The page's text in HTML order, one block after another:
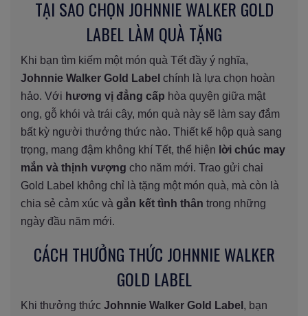
TẠI SAO CHỌN JOHNNIE WALKER GOLD
LABEL LÀM QUÀ TẶNG
Khi bạn tìm kiếm một món quà Tết đầy ý nghĩa,
Johnnie Walker Gold Label chính là lựa chọn hoàn
hảo. Với hương vị đẳng cấp hòa quyện giữa mật
ong, gỗ khói và trái cây, món quà này sẽ làm say đắm
bất kỳ người thưởng thức nào. Thiết kế hộp quà sang
trọng, mang đậm không khí Tết, thể hiện lời chúc may
mắn và thịnh vượng cho năm mới. Trao gửi chai
Gold Label không chỉ là tặng một món quà, mà còn là
chia sẻ cảm xúc và gắn kết tình thân trong những
ngày đầu năm mới.
CÁCH THƯỞNG THỨC JOHNNIE WALKER
GOLD LABEL
Khi thưởng thức Johnnie Walker Gold Label , bạn